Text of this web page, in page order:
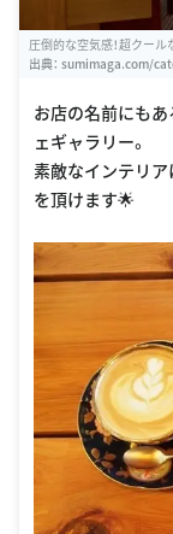
圧倒的な空気感！超クー
出典： sumimaga.com/
お店の名前にも
ェギャラリー。
素敵なインテリ
を頂けます🌟